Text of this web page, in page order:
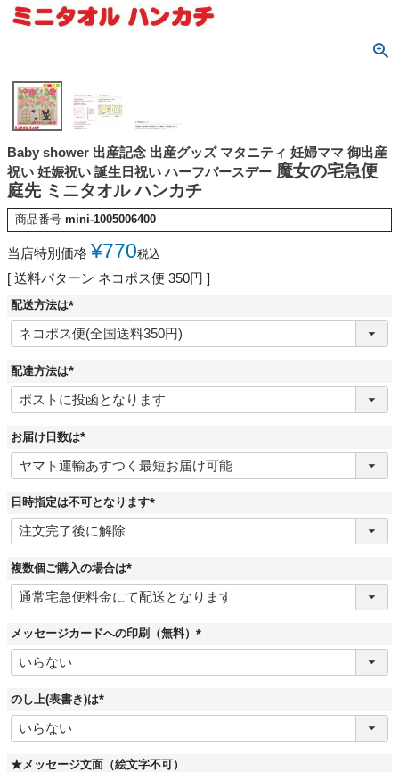
Baby shower 出産記念 出産グッズ マタニティ 妊婦ママ 御出産
祝い 妊娠祝い 誕生日祝い ハーフバースデー 魔女の宅急便
庭先 ミニタオル ハンカチ
商品番号 mini-1005006400
当店特別価格 ¥770税込
送料パターン ネコポス便 350円
配送方法は
(
必
須
配達方法は
(
必
須
お届け日数は
(
必
須
)
日時指定は不可となります
(
須
複数個ご購入の場合は
(
必
須
)
メッセージカードへの印刷（無料）
(
須
のし上(表書き)は
(
須
)
★メッセージ文面（絵文字不可）